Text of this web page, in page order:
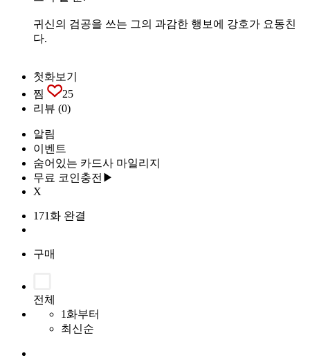
귀신의 검공을 쓰는 그의 과감한 행보에 강호가 요동친
다.
첫화보기
찜
25
리뷰 (0)
알림
이벤트
숨어있는 카드사 마일리지
무료 코인충전▶
X
171화 완결
구매
전체
1화부터
최신순